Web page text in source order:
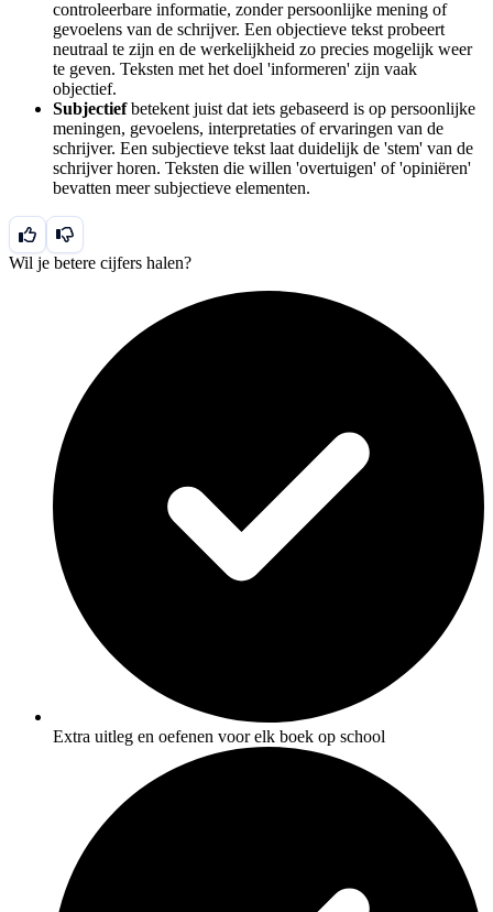
controleerbare informatie, zonder persoonlijke mening of
gevoelens van de schrijver. Een objectieve tekst probeert
neutraal te zijn en de werkelijkheid zo precies mogelijk weer
te geven. Teksten met het doel 'informeren' zijn vaak
objectief.
Subjectiefbetekent juist dat iets gebaseerd is op persoonlijke
meningen, gevoelens, interpretaties of ervaringen van de
schrijver. Een subjectieve tekst laat duidelijk de 'stem' van de
schrijver horen. Teksten die willen 'overtuigen' of 'opiniëren'
bevatten meer subjectieve elementen.
Wil je betere cijfers halen?
Extra uitleg en oefenen voor elk boek op school